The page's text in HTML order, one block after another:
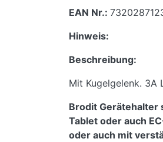
EAN Nr.:
Hinweis:
Beschreibung:
Mit Kugelgelenk. 3A
Brodit Gerätehalter
Tablet oder auch
oder auch mit